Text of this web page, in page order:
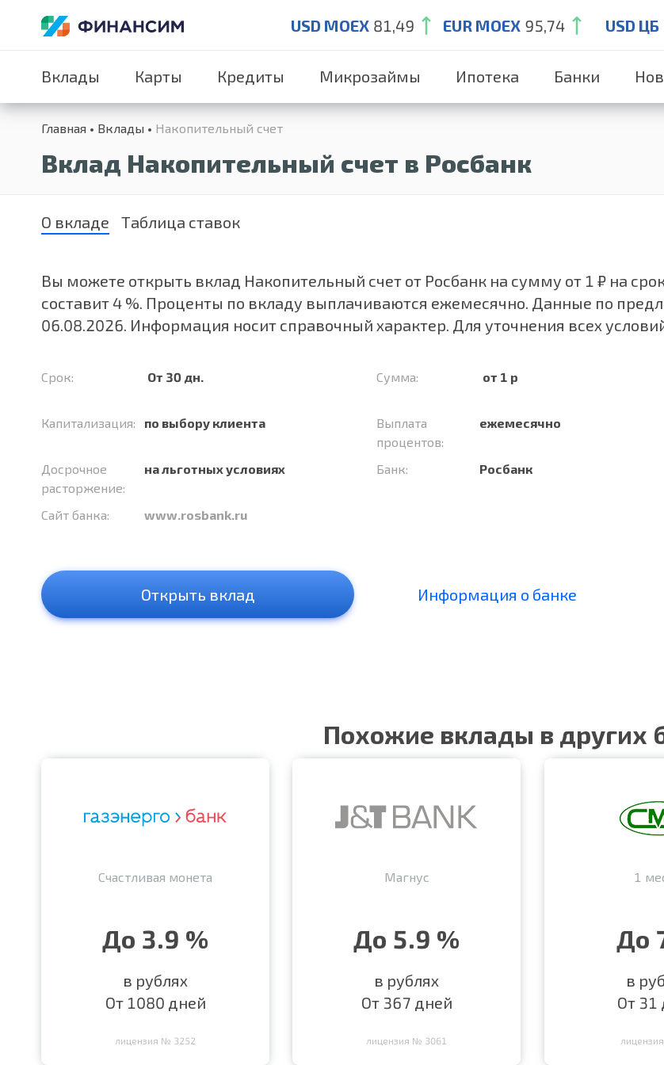
USD MOEX 81,49 EUR MOEX 95,74 USD ЦБ
Вклады Карты Кредиты Микрозаймы Ипотека Банки
Главная Вклады Накопительный счет
Вклад Накопительный счет в Росбанк
О вкладе Таблица ставок
Вы можете открыть вклад Накопительный счет от Росбанк на сумму от 1 ₽ на
составит 4 %. Проценты по вкладу выплачиваются ежемесячно. Данные по
06.08.2026. Информация носит справочный характер. Для уточнения всех
Срок: От 30 дн. Сумма: от 1 р
Капитализация: по выбору клиента
Выплата
процентов:
ежемесячно
Досрочное
расторжение:
на льготных условиях Банк: Росбанк
Сайт банка: www.rosbank.ru
Открыть вклад Информация о банке
Похожие вклады в других
Счастливая монета
До 3.9 %
в рублях
От 1080 дней
лицензия № 3252
Магнус
До 5.9 %
в рублях
От 367 дней
лицензия № 3061
1
До
в
От 31